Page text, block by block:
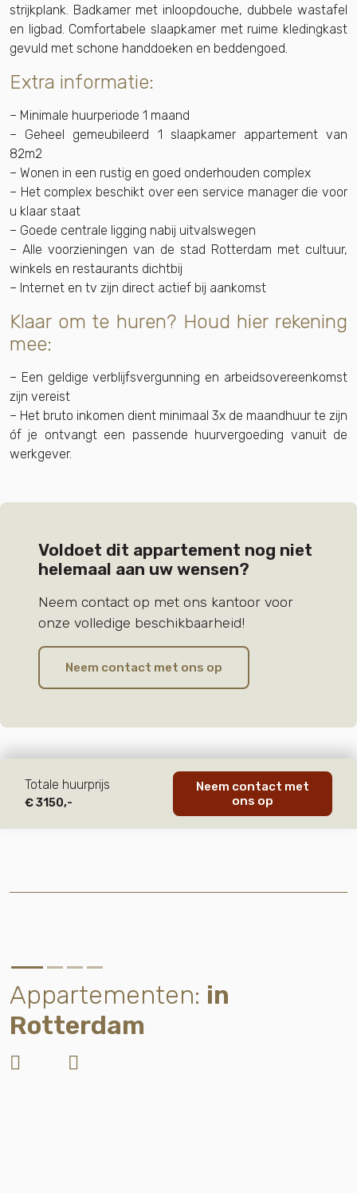
strijkplank. Badkamer met inloopdouche, dubbele wastafel
en ligbad. Comfortabele slaapkamer met ruime kledingkast
gevuld met schone handdoeken en beddengoed.
Extra informatie:
– Minimale huurperiode 1 maand
– Geheel gemeubileerd 1 slaapkamer appartement van
82m2
– Wonen in een rustig en goed onderhouden complex
– Het complex beschikt over een service manager die voor
u klaar staat
– Goede centrale ligging nabij uitvalswegen
– Alle voorzieningen van de stad Rotterdam met cultuur,
winkels en restaurants dichtbij
– Internet en tv zijn direct actief bij aankomst
Klaar om te huren? Houd hier rekening
mee:
– Een geldige verblijfsvergunning en arbeidsovereenkomst
zijn vereist
– Het bruto inkomen dient minimaal 3x de maandhuur te zijn
óf je ontvangt een passende huurvergoeding vanuit de
werkgever.
Voldoet dit appartement nog niet
helemaal aan uw wensen?
Neem contact op met ons kantoor voor
onze volledige beschikbaarheid!
Neem contact met ons op
Totale huurprijs
€ 3150,-
Neem contact met
ons op
Appartementen: in
Rotterdam